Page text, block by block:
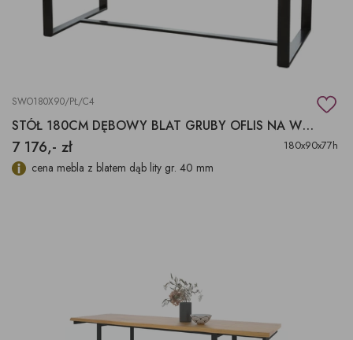
SWO180X90/PŁ/C4
STÓŁ 180CM DĘBOWY BLAT GRUBY OFLIS NA WYMIAR!
7 176,- zł 180x90x77h
cena mebla z blatem dąb lity gr. 40 mm